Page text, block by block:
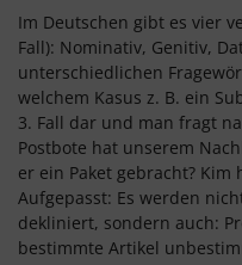
Im Deutschen gibt es vier
Fall): Nominativ, Genitiv,
unterschiedlichen
welchem Kasus z. B. ein
3. Fall dar und man fragt
Postbote hat unserem
er ein Paket gebracht?
Aufgepasst: Es werden
dekliniert, sondern auch:
bestimmte Artikel